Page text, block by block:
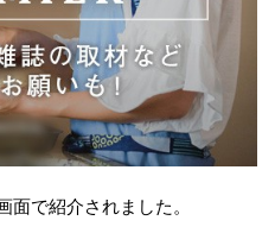
面で紹介されました。